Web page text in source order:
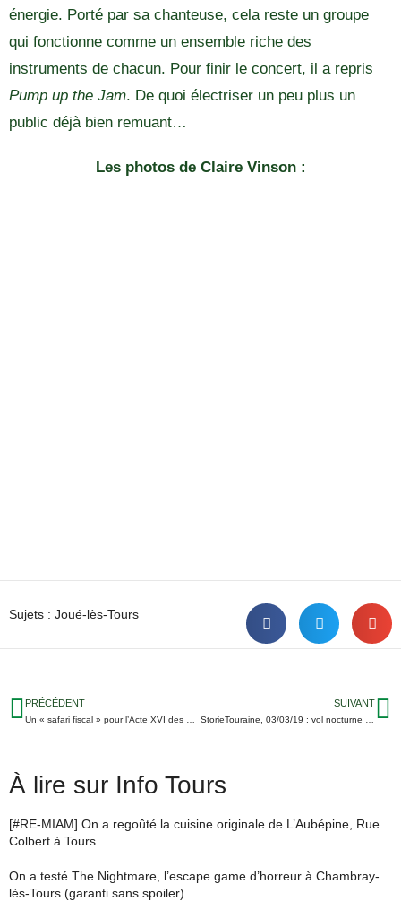
énergie. Porté par sa chanteuse, cela reste un groupe
qui fonctionne comme un ensemble riche des
instruments de chacun. Pour finir le concert, il a repris
Pump up the Jam. De quoi électriser un peu plus un
public déjà bien remuant…
Les photos de Claire Vinson :
Sujets : Joué-lès-Tours
PRÉCÉDENT SUIVANT
À lire sur Info Tours
[#RE-MIAM] On a regoûté la cuisine originale de L’Aubépine, Rue
Colbert à Tours
On a testé The Nightmare, l’escape game d’horreur à Chambray-
lès-Tours (garanti sans spoiler)